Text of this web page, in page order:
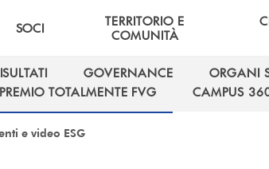
SOCI
TERRITORIO E
COMUNITÀ
RISULTATI
GOVERNANCE
GOVERNANCE
ORGANI
ORGANI
PREMIO TOTALMENTE FVG
PREMIO TOTALMENTE FVG
CAMPUS
e video ESG